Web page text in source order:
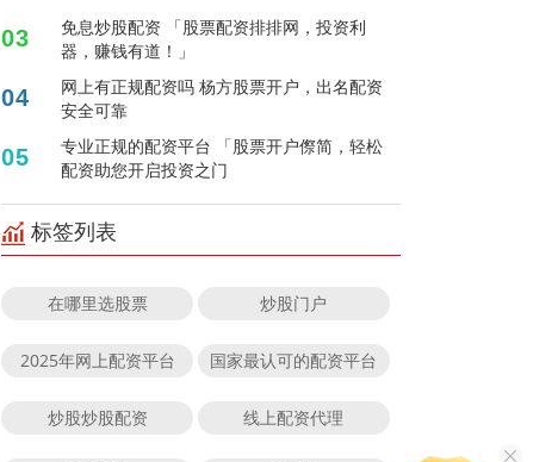
03
免息炒股配资 「股票配资排排网，投资利
器，赚钱有道！」
04
网上有正规配资吗 杨方股票开户，出名配资
安全可靠
05
专业正规的配资平台 「股票开户傺简，轻松
配资助您开启投资之门
标签列表
在哪里选股票 炒股门户
2025年网上配资平台 国家最认可的配资平台
炒股炒股配资 线上配资代理